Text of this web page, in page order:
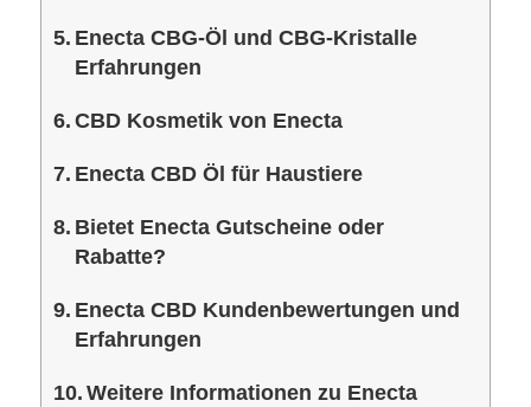
Enecta CBG-Öl und CBG-Kristalle
Erfahrungen
CBD Kosmetik von Enecta
Enecta CBD Öl für Haustiere
Bietet Enecta Gutscheine oder
Rabatte?
Enecta CBD Kundenbewertungen und
Erfahrungen
Weitere Informationen zu Enecta